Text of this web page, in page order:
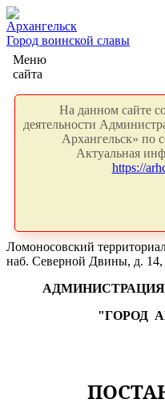
Архангельск
Город воинской славы
Меню
сайта
На данном сайте
деятельности
Архангельск» по
Актуальная
https://
Ломоносовский
наб. Северной Двины, д. 14,
АДМИНИСТРАЦИЯ
"ГОРОД